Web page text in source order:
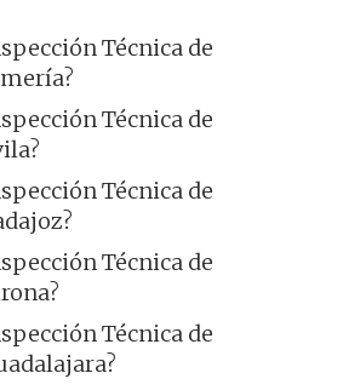
Técnica de
Técnica de
Técnica de
Técnica de
Técnica de